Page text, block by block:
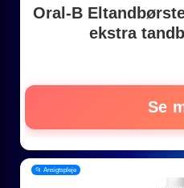
Oral-B
ekstra
Se
📂 Ansigtspleje